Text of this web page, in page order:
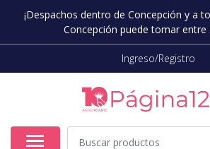
¡Despachos dentro de Concepción y a
Concepción puede tomar entre
Ingreso/Registro